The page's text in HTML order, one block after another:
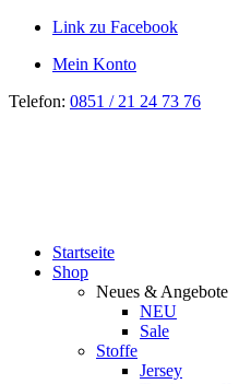
Link zu Facebook
Mein Konto
Telefon: 0851 / 21 24 73 76
Startseite
Shop
Neues & Angebote
NEU
Sale
Stoffe
Jersey